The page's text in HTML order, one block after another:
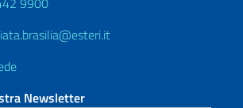
Newsletter